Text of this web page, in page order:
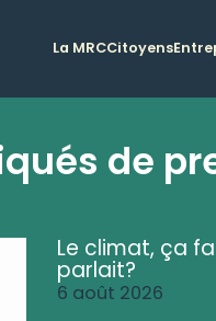
La MRCCitoyens
de
Le climat, ça
parlait?
6 août 2026